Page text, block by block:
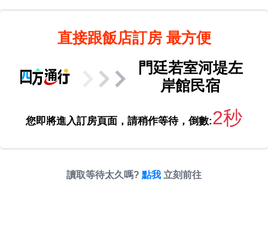
直接跟飯店訂房 最方便
門廷若室河堤左
岸館民宿
您即將進入訂房頁面，請稍作等待，倒數:2秒
讀取等待太久嗎? 點我 立刻前往